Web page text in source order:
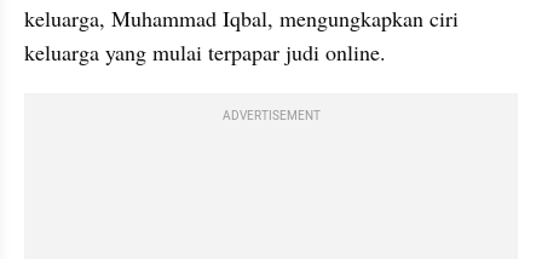
keluarga, Muhammad Iqbal, mengungkapkan ciri
keluarga yang mulai terpapar judi online.
ADVERTISEMENT